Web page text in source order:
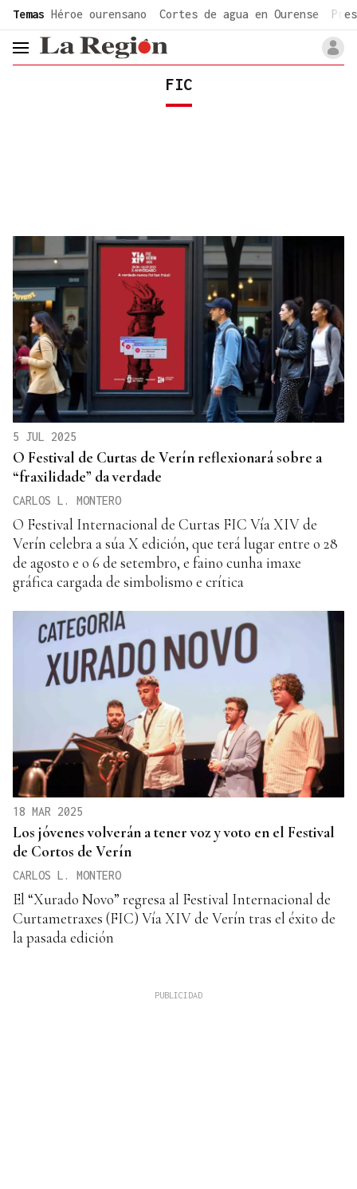
common.go-to-content
Temas Héroe ourensano Cortes de agua en Ourense
header.menu.open
FIC
5 JUL 2025
O Festival de Curtas de Verín reflexionará sobre a
“fraxilidade” da verdade
CARLOS L. MONTERO
O Festival Internacional de Curtas FIC Vía XIV de
Verín celebra a súa X edición, que terá lugar entre o 28
de agosto e o 6 de setembro, e faino cunha imaxe
gráfica cargada de simbolismo e crítica
18 MAR 2025
Los jóvenes volverán a tener voz y voto en el Festival
de Cortos de Verín
CARLOS L. MONTERO
El “Xurado Novo” regresa al Festival Internacional de
Curtametraxes (FIC) Vía XIV de Verín tras el éxito de
la pasada edición